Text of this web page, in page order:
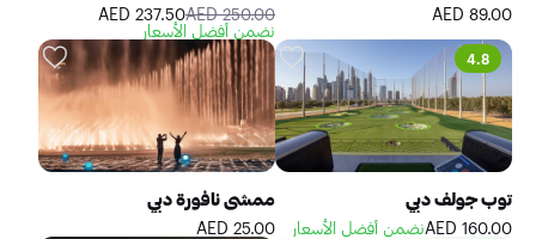
89.00 AED
250.00 AED
237.50 AED
نضمن أفضل الأسعار
4.8
توب جولف دبي
160.00 AED نضمن أفضل الأسعار
ممشى نافورة دبي
25.00 AED